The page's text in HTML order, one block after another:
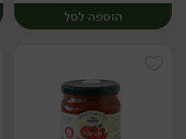
הוספה לסל